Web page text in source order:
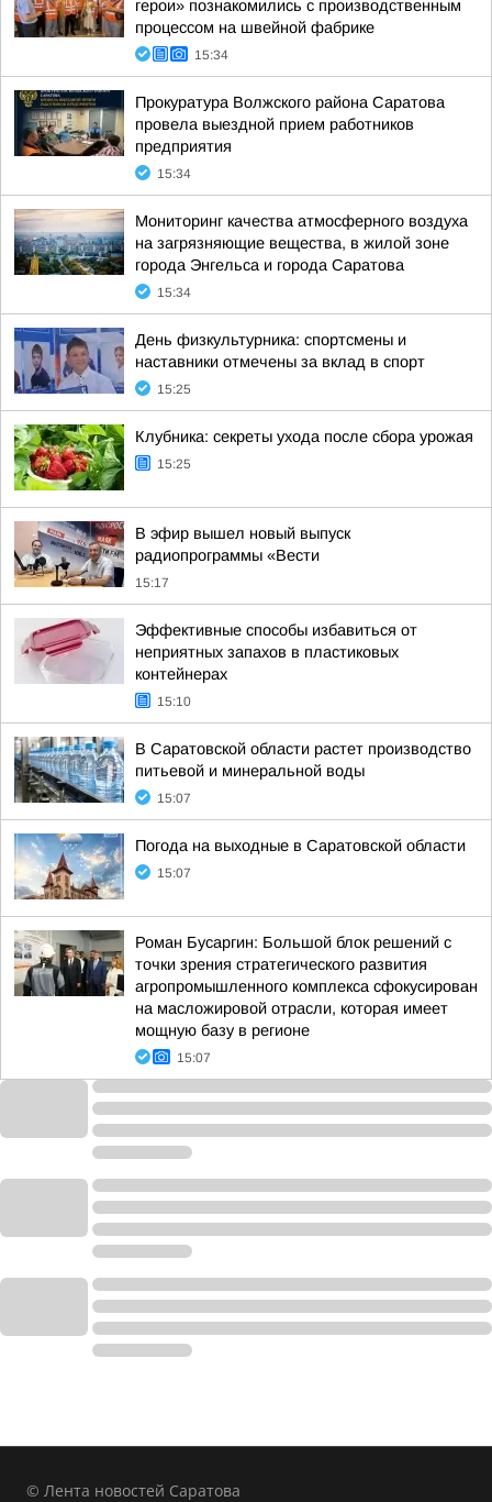
герои» познакомились с производственным
процессом на швейной фабрике
15:34
Прокуратура Волжского района Саратова
провела выездной прием работников
предприятия
15:34
Мониторинг качества атмосферного воздуха
на загрязняющие вещества, в жилой зоне
города Энгельса и города Саратова
15:34
День физкультурника: спортсмены и
наставники отмечены за вклад в спорт
15:25
Клубника: секреты ухода после сбора урожая
15:25
В эфир вышел новый выпуск
радиопрограммы «Вести
15:17
Эффективные способы избавиться от
неприятных запахов в пластиковых
контейнерах
15:10
В Саратовской области растет производство
питьевой и минеральной воды
15:07
Погода на выходные в Саратовской области
15:07
Роман Бусаргин: Большой блок решений с
точки зрения стратегического развития
агропромышленного комплекса сфокусирован
на масложировой отрасли, которая имеет
мощную базу в регионе
15:07
© Лента новостей Саратова